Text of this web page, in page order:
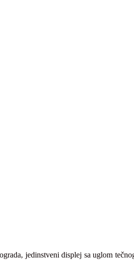
jedinstveni displej sa uglom